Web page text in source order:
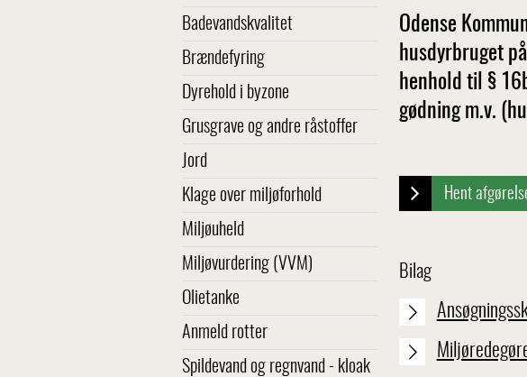
Badevandskvalitet
Brændefyring
Dyrehold i byzone
Grusgrave og andre råstoffer
Jord
Klage over miljøforhold
Miljøuheld
Miljøvurdering (VVM)
Olietanke
Anmeld rotter
Spildevand og regnvand - kloak
Odense
husdyrbruget
henhold til §
gødning m.v.
Hent
Bilag